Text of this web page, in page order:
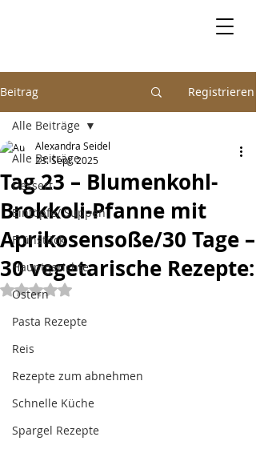
Beitrag Registrieren
Alle Beiträge
Dessert
Eintöpfe/ Suppen
Frühstück
Hauptgerichte
Ostern
Pasta Rezepte
Reis
Rezepte zum abnehmen
Schnelle Küche
Spargel Rezepte
Alle Beiträge
Tag 23 – Blumenkohl-
Brokkoli-Pfanne mit
Aprikosensoße/30 Tage –
30 vegetarische Rezepte:
Alexandra Seidel
23. Sept. 2025
Mit NaN von 5 Sternen bewertet.